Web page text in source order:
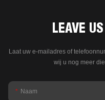
LEAVE US
Laat uw e-mailadres of
wij u nog meer
Naam